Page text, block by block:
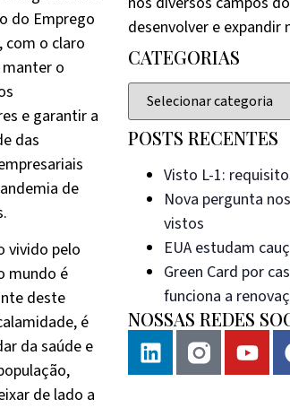
do Emprego
com o claro
o
e garantir a
das
de
vivido pelo
mundo é
deste
é
da saúde e
de lado a
desenvolver e expandir
CATEGORIAS
POSTS RECENTES
Visto L-1:
Nova pergunta
vistos
EUA estudam
Green Card por
funciona a
NOSSAS REDES